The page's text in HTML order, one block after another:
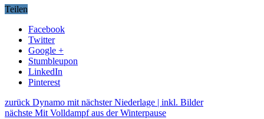
Teilen
Facebook
Twitter
Google +
Stumbleupon
LinkedIn
Pinterest
zurück Dynamo mit nächster Niederlage | inkl. Bilder
nächste Mit Volldampf aus der Winterpause